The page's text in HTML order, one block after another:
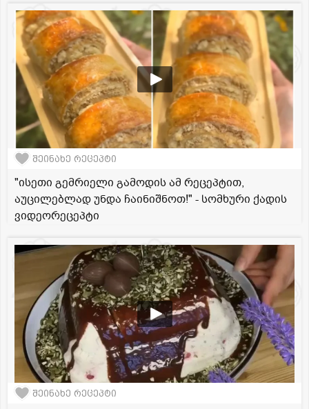
შეინახე რეცეპტი
"ისეთი გემრიელი გამოდის ამ რეცეპტით,
აუცილებლად უნდა ჩაინიშნოთ!" - სომხური ქადის
ვიდეორეცეპტი
შეინახე რეცეპტი